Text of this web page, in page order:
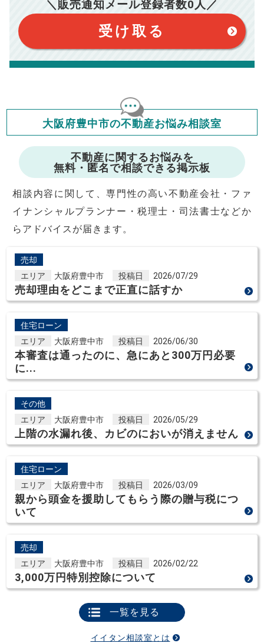
このシミュレーターは元利均等返済方式で試算しています。
このシミュレーターは、四捨五入にて計算しております。
このシミュレーターはお借り入れの全期間で金利が変わらない設
このシミュレーターでの結果は、お借り入れを保証するものでは
ありません。
このシミュレーターをご利用された方の、いかなる損害について
ますが、お借り入れの際に各金融機関にご相談ください。
会員マイページでは
修繕費・管理費の計算もできます
おります。（物件価格×3%＋6万円＋消費税）
＼販売通知メール登録者数0 人／
受け取る
大阪府豊中市の不動産お悩み相談室
不動産に関するお悩みを
無料・匿名で相談できる掲示板
相談内容に関して、専門性の高い不動産会社・ファ
イナンシャルプランナー・税理士・司法書士などか
らアドバイスが届きます。
売却
エリア
大阪府豊中市 投稿日 2026/07/29
売却理由をどこまで正直に話すか
住宅ローン
エリア
大阪府豊中市 投稿日 2026/06/30
本審査は通ったのに、急にあと300万円必要
に...
その他
エリア
大阪府豊中市 投稿日 2026/05/29
上階の水漏れ後、カビのにおいが消えません
住宅ローン
エリア
大阪府豊中市 投稿日 2026/03/09
親から頭金を援助してもらう際の贈与税につ
いて
売却
エリア
大阪府豊中市 投稿日 2026/02/22
3,000万円特別控除について
一覧を見る
イイタン相談室とは